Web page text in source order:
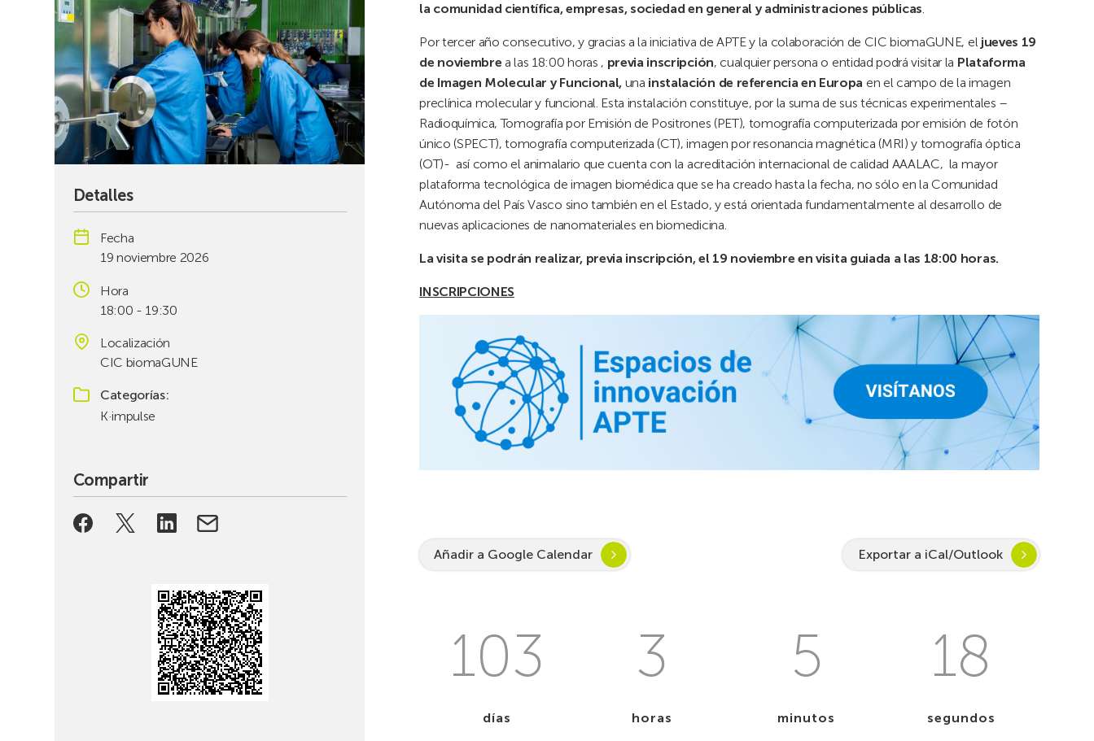
la comunidad científica, empresas, sociedad en general y administraciones públicas.
Por tercer año consecutivo, y gracias a la iniciativa de APTE y la colaboración de CIC biomaGUNE, el jueves 19
de noviembre a las 18:00 horas , previa inscripción, cualquier persona o entidad podrá visitar la Plataforma
de Imagen Molecular y Funcional, una instalación de referencia en Europa en el campo de la imagen
preclínica molecular y funcional. Esta instalación constituye, por la suma de sus técnicas experimentales –
Radioquímica, Tomografía por Emisión de Positrones (PET), tomografía computerizada por emisión de fotón
único (SPECT), tomografía computerizada (CT), imagen por resonancia magnética (MRI) y tomografía óptica
(OT)- así como el animalario que cuenta con la acreditación internacional de calidad AAALAC, la mayor
plataforma tecnológica de imagen biomédica que se ha creado hasta la fecha, no sólo en la Comunidad
Autónoma del País Vasco sino también en el Estado, y está orientada fundamentalmente al desarrollo de
nuevas aplicaciones de nanomateriales en biomedicina.
La visita se podrán realizar, previa inscripción, el 19 noviembre en visita guiada a las 18:00 horas.
INSCRIPCIONES
Añadir a Google Calendar Exportar a iCal/Outlook
103
días
3
horas
5
minutos
17
segundos
Detalles
Fecha
19 noviembre 2026
Hora
18:00 - 19:30
Localización
CIC biomaGUNE
Categorías
K·impulse
Compartir